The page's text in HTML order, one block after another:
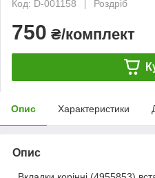
Код: D-001158
Роздріб
750 ₴/комплект
Опис Характеристики
Опис